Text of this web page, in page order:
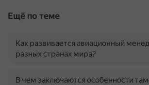
Ещё по теме
Как развивается авиационный
разных странах мира?
В чем заключаются особенности